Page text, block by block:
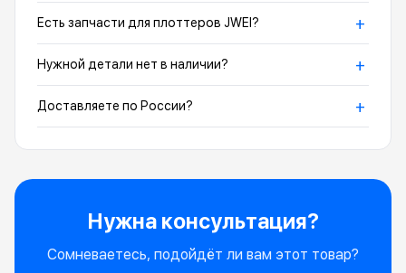
Есть запчасти для плоттеров JWEI? +
Нужной детали нет в наличии? +
Доставляете по России? +
Нужна консультация?
Сомневаетесь, подойдёт ли вам этот товар?